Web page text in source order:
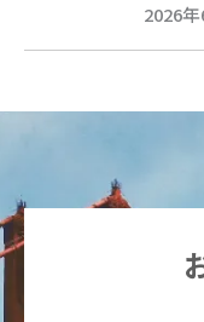
2026